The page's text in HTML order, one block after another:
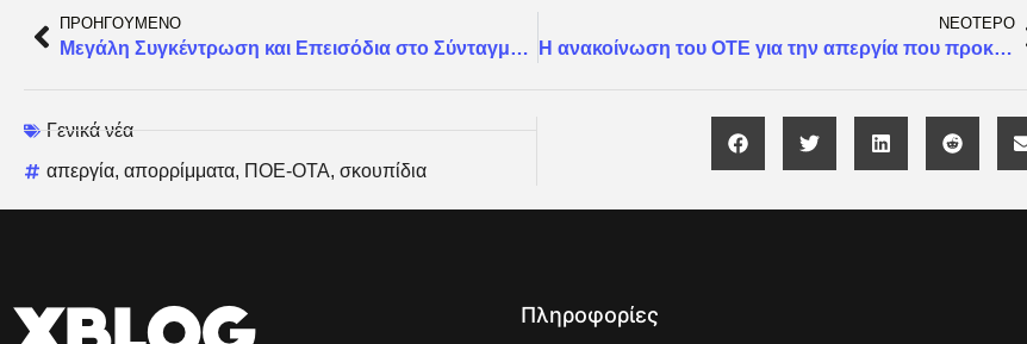
ΠΡΟΗΓΟΥΜΕΝΟ
Μεγάλη Συγκέντρωση και Επεισόδια στο Σύνταγμα – LIVE STREAMING
ΝΕΟΤΕΡΟ
Η ανακοίνωση του ΟΤΕ για την απεργία που προκήρυξε η ΟΜΕ-ΟΤΕ
Γενικά νέα
απεργία, απορρίμματα, ΠΟΕ-ΟΤΑ, σκουπίδια
Πληροφορίες